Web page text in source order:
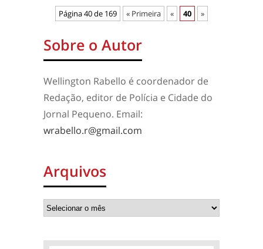
Página 40 de 169 « Primeira « 40 »
Sobre o Autor
Wellington Rabello é coordenador de
Redação, editor de Polícia e Cidade do
Jornal Pequeno. Email:
wrabello.r@gmail.com
Arquivos